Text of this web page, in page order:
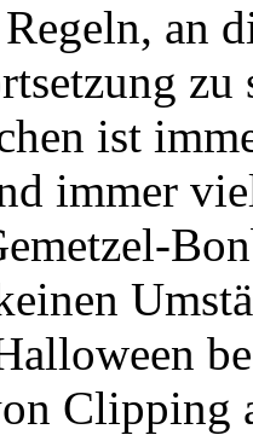
an
ist
immer
Clipping